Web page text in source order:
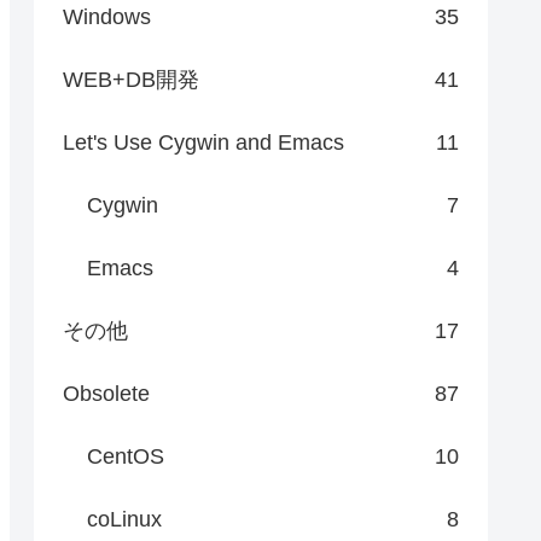
Windows 35
WEB+DB開発 41
Let's Use Cygwin and Emacs 11
Cygwin 7
Emacs 4
その他 17
Obsolete 87
CentOS 10
coLinux 8